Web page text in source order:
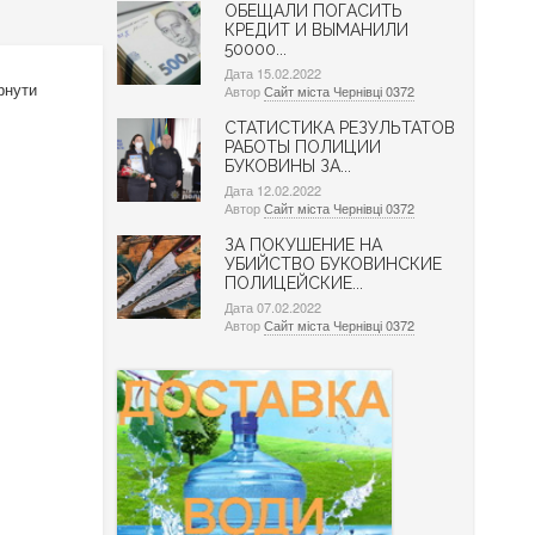
ОБЕЩАЛИ ПОГАСИТЬ
КРЕДИТ И ВЫМАНИЛИ
50000...
Дата 15.02.2022
АвторСайт міста Чернівці 0372
СТАТИСТИКА РЕЗУЛЬТАТОВ
РАБОТЫ ПОЛИЦИИ
БУКОВИНЫ ЗА...
Дата 12.02.2022
АвторСайт міста Чернівці 0372
ЗА ПОКУШЕНИЕ НА
УБИЙСТВО БУКОВИНСКИЕ
ПОЛИЦЕЙСКИЕ...
Дата 07.02.2022
АвторСайт міста Чернівці 0372